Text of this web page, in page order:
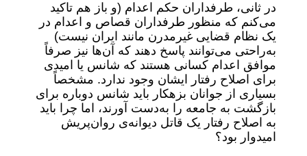
در ثانی، طرفداران حکم اعدام (و باز هم تاکید
می‌کنم که منظور طرفداران قصاص و اعدام در
یک نظام قضایی غیرمدرن مانند ایران نیست)
به‌راحتی می‌توانند پاسخ دهند که آن‌ها نیز صرفاً
موافق اعدام کسانی هستند که شانس یا امیدی
برای اصلاح رفتار ایشان وجود ندارد. مشخصاً
بسیاری از جوانان بزهکار باید شانس دوباره برای
بازگشت به جامعه را به‌دست آورند، اما چرا باید
به اصلاح رفتار یک قاتل دیوانه‌ی روان‌پریش
امیدوار بود؟